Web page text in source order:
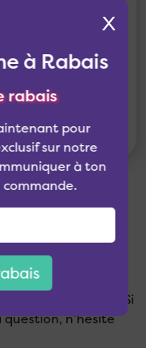
à Rabais
rabais
pour
sur notre
à ton
X
par des
réponses juste ici. Si
n’hésite